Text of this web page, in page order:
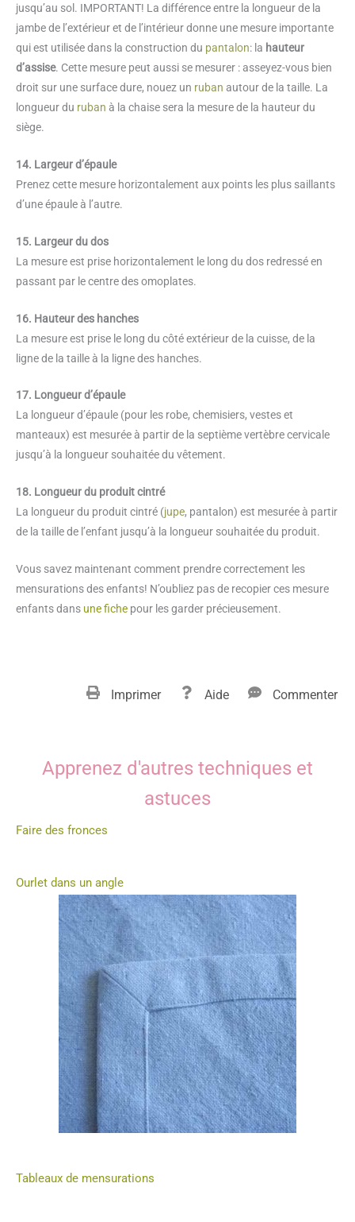
jusqu’au sol. IMPORTANT! La différence entre la longueur de la
jambe de l’extérieur et de l’intérieur donne une mesure importante
qui est utilisée dans la construction du pantalon: la hauteur
d’assise. Cette mesure peut aussi se mesurer : asseyez-vous bien
droit sur une surface dure, nouez un ruban autour de la taille. La
longueur du ruban à la chaise sera la mesure de la hauteur du
siège.
14. Largeur d’épaule
Prenez cette mesure horizontalement aux points les plus saillants
d’une épaule à l’autre.
15. Largeur du dos
La mesure est prise horizontalement le long du dos redressé en
passant par le centre des omoplates.
16. Hauteur des hanches
La mesure est prise le long du côté extérieur de la cuisse, de la
ligne de la taille à la ligne des hanches.
17. Longueur d’épaule
La longueur d’épaule (pour les robe, chemisiers, vestes et
manteaux) est mesurée à partir de la septième vertèbre cervicale
jusqu’à la longueur souhaitée du vêtement.
18. Longueur du produit cintré
La longueur du produit cintré (jupe, pantalon) est mesurée à partir
de la taille de l’enfant jusqu’à la longueur souhaitée du produit.
Vous savez maintenant comment prendre correctement les
mensurations des enfants! N’oubliez pas de recopier ces mesure
enfants dans une fiche pour les garder précieusement.
Imprimer Aide Commenter
Apprenez d'autres techniques et
astuces
Faire des fronces
Ourlet dans un angle
Tableaux de mensurations